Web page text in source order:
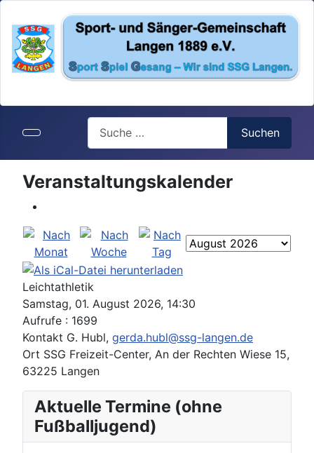
Search
Suchen
Veranstaltungskalender
Leichtathletik
Samstag, 01. August 2026, 14:30
Aufrufe : 1699
Kontakt G. Hubl, gerda.hubl@ssg-langen.de
Ort SSG Freizeit-Center, An der Rechten Wiese 15,
63225 Langen
Aktuelle Termine (ohne
Fußballjugend)